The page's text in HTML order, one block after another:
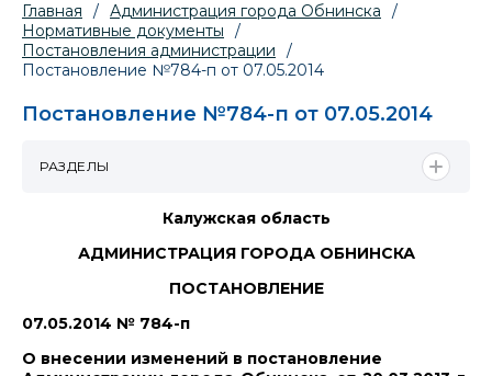
Главная / Администрация города Обнинска
/
Нормативные документы
/
Постановления администрации
/
Постановление №784-п от 07.05.2014
Постановление №784-п от 07.05.2014
Калужская область
АДМИНИСТРАЦИЯ ГОРОДА ОБНИНСКА
ПОСТАНОВЛЕНИЕ
07.05.2014 № 784-п
О внесении изменений в постановление
РАЗДЕЛЫ